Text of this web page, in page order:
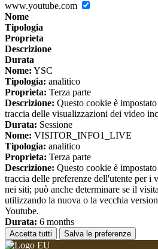
www.youtube.com
Nome
Tipologia
Proprieta
Descrizione
Durata
Nome: YSC
Tipologia: analitico
Proprieta: Terza parte
Descrizione: Questo cookie è
traccia delle visualizzazioni dei video
Durata: Sessione
Nome: VISITOR_INFO1_LIVE
Tipologia: analitico
Proprieta: Terza parte
Descrizione: Questo cookie è
traccia delle preferenze dell'utente per i
nei siti; può anche determinare se il
utilizzando la nuova o la vecchia
Youtube.
Durata: 6 months
Accetta tutti Salva le preferenze